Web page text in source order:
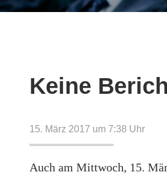
Keine
15. März 2017 um 7:38 Uhr
Auch am Mittwoch, 15.